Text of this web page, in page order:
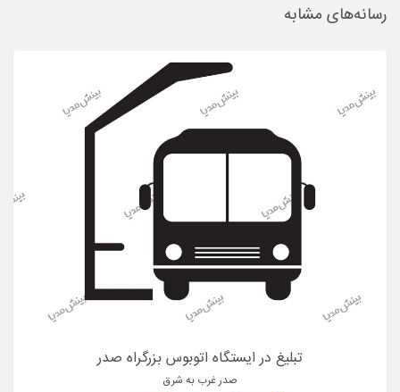
رسانه‌های ‌مشابه
تبلیغ در ایستگاه اتوبوس بزرگراه صدر
صدر غرب به شرق